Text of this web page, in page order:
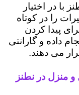
با در اختیار
را در کوتاه
پیدا کردن
داده و گارانتی
می دهند.
منزل در نطنز